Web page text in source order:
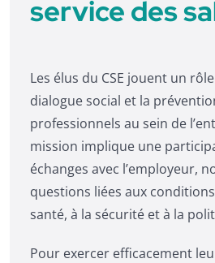
service des
Les élus du CSE jouent un
dialogue social et la
professionnels au sein de
mission implique une
échanges avec l’employeur,
questions liées aux
santé, à la sécurité et à la
Pour exercer efficacement